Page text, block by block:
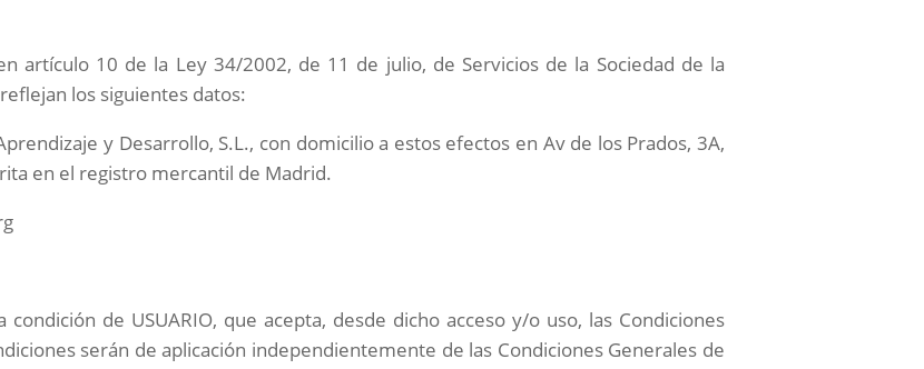
artículo 10 de la Ley 34/2002, de 11 de julio, de Servicios de la Sociedad de la
los siguientes datos:
y Desarrollo, S.L., con domicilio a estos efectos en Av de los Prados, 3A,
en el registro mercantil de Madrid.
de USUARIO, que acepta, desde dicho acceso y/o uso, las Condiciones
serán de aplicación independientemente de las Condiciones Generales de